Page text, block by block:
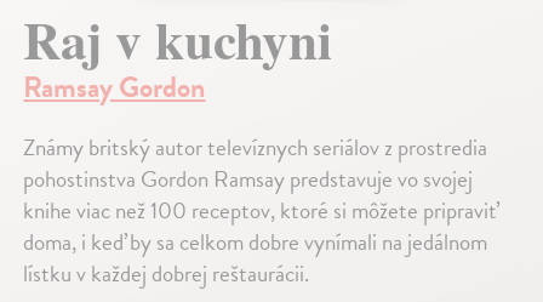
Raj v kuchyni
Ramsay Gordon
Známy britský autor televíznych seriálov z prostredia
pohostinstva Gordon Ramsay predstavuje vo svojej
knihe viac než 100 receptov, ktoré si môžete pripraviť
doma, i keď by sa celkom dobre vynímali na jedálnom
lístku v každej dobrej reštaurácii.